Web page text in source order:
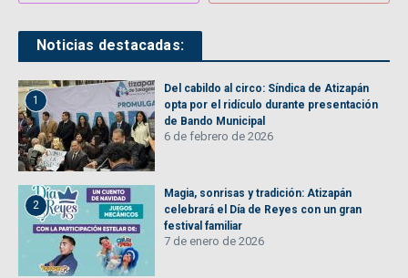
Noticias destacadas:
1
Del cabildo al circo: Síndica de Atizapán
opta por el ridículo durante presentación
de Bando Municipal
6 de febrero de 2026
2
Magia, sonrisas y tradición: Atizapán
celebrará el Día de Reyes con un gran
festival familiar
7 de enero de 2026